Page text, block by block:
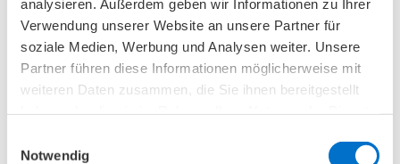
analysieren. Außerdem geben wir Informationen zu Ihrer
Verwendung unserer Website an unsere Partner für
soziale Medien, Werbung und Analysen weiter. Unsere
Partner führen diese Informationen möglicherweise mit
weiteren Daten zusammen, die Sie ihnen bereitgestellt
Notwendig
Fahren Sie jeweils bis zur Haltestelle „S Köpenick
(Berlin)“, die etwa 50 Meter von unserem
Sanitätshaus entfernt liegt.